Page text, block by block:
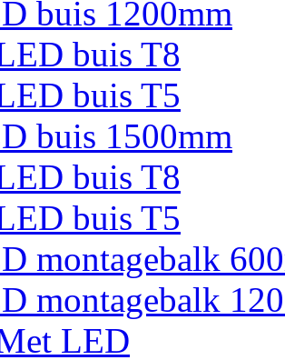
buis 1200mm
buis T8
buis T5
buis 1500mm
buis T8
buis T5
montagebalk
montagebalk
LED